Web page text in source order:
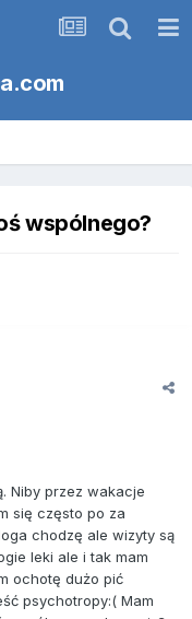
wspólnego?
Niby przez wakacje
się często po za
chodzę ale wizyty są
leki ale i tak mam
ochotę dużo pić
psychotropy:( Mam